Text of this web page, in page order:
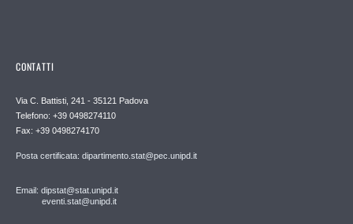
CONTATTI
Via C. Battisti, 241 - 35121 Padova
Telefono: +39 0498274110
Fax: +39 0498274170
Posta certificata: dipartimento.stat@pec.unipd.it
Email: dipstat@stat.unipd.it
eventi.stat@unipd.it